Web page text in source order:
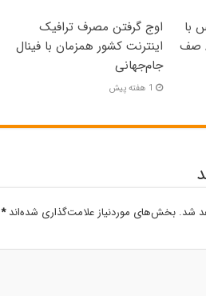
با
صف
اوج گرفتن مصرف ترافیک
اینترنت کشور همزمان با فینال
جام‌جهانی
1 هفته پیش
شد. بخش‌های موردنیاز علامت‌گذاری شده‌اند*